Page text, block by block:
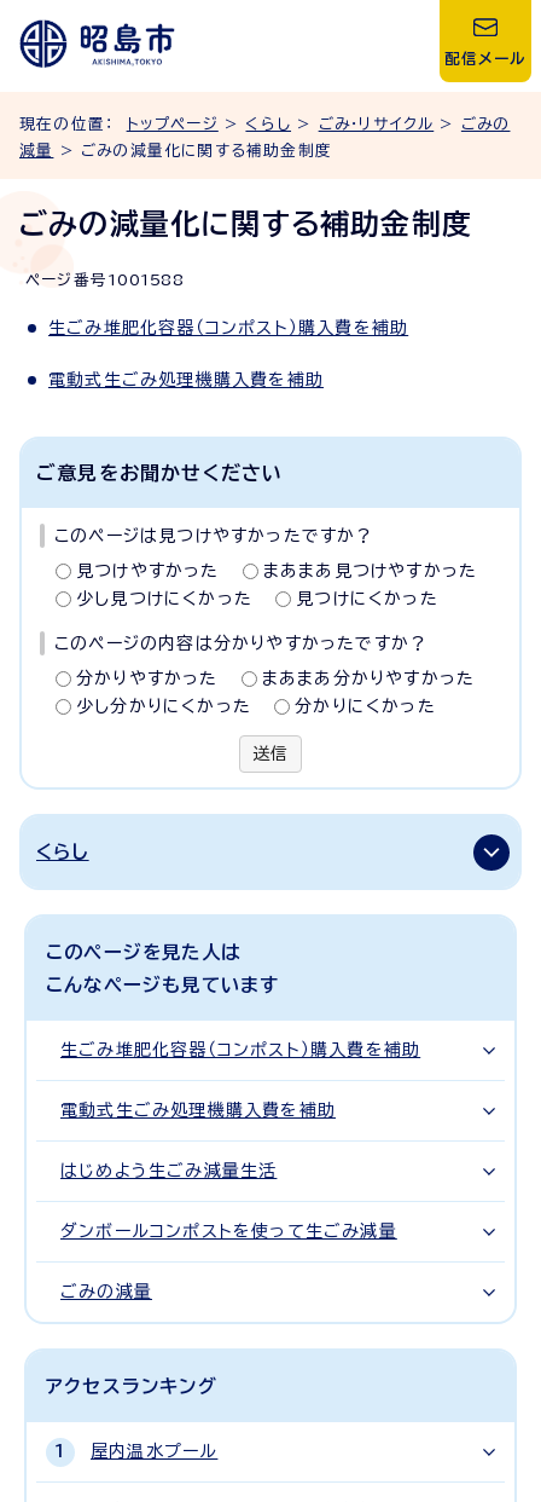
配信メール
現在の位置： トップページ > くらし > ごみ・リサイクル > ごみの
減量
> ごみの減量化に関する補助金制度
ごみの減量化に関する補助金制度
ページ番号 1001588
生ごみ堆肥化容器（コンポスト）購入費を補助
電動式生ごみ処理機購入費を補助
ご意見をお聞かせください
このページは見つけやすかったですか？
見つけやすかった
まあまあ見つけやすかった
少し見つけにくかった
見つけにくかった
このページの内容は分かりやすかったですか？
分かりやすかった
まあまあ分かりやすかった
少し分かりにくかった
分かりにくかった
送信
くらし
このページを見た人は
こんなページも見ています
生ごみ堆肥化容器（コンポスト）購入費を補助
電動式生ごみ処理機購入費を補助
はじめよう生ごみ減量生活
ダンボールコンポストを使って生ごみ減量
ごみの減量
アクセスランキング
屋内温水プール